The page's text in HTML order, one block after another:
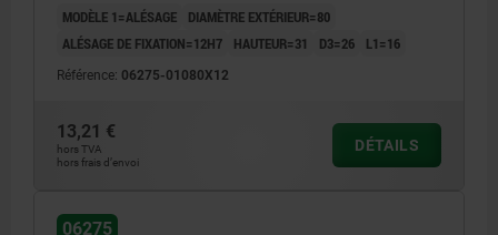
MODÈLE 1=ALÉSAGE
DIAMÈTRE EXTÉRIEUR=80
ALÉSAGE DE FIXATION=12H7
HAUTEUR=31 D3=26 L1=16
Référence: 06275-01080X12
13,21 €
hors TVA
hors frais d’envoi
DÉTAILS
06275